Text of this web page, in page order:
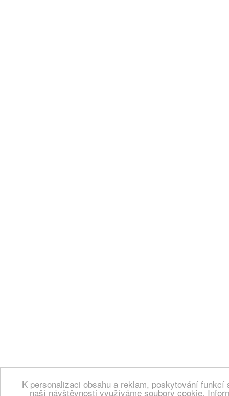
K personalizaci obsahu a reklam, poskytování
naší návštěvnosti využíváme soubory cookie.